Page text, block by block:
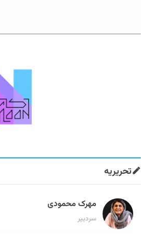
تحریریه
مهرک محمودی
سردبیر